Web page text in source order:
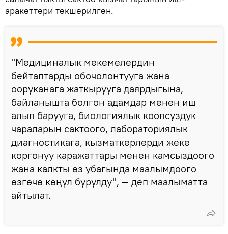
аракеттери текшерилген.
"Медициналык мекемелердин
бейтаптарды обочолонтууга жана
ооруканага жаткырууга даярдыгына,
байланышта болгон адамдар менен иш
алып барууга, биологиялык коопсуздук
чараларын сактоого, лабораториялык
диагностикага, кызматкерлерди жеке
коргонуу каражаттары менен камсыздоого
жана калкты өз убагында маалымдоого
өзгөчө көңүл бурулду", — деп маалыматта
айтылат.